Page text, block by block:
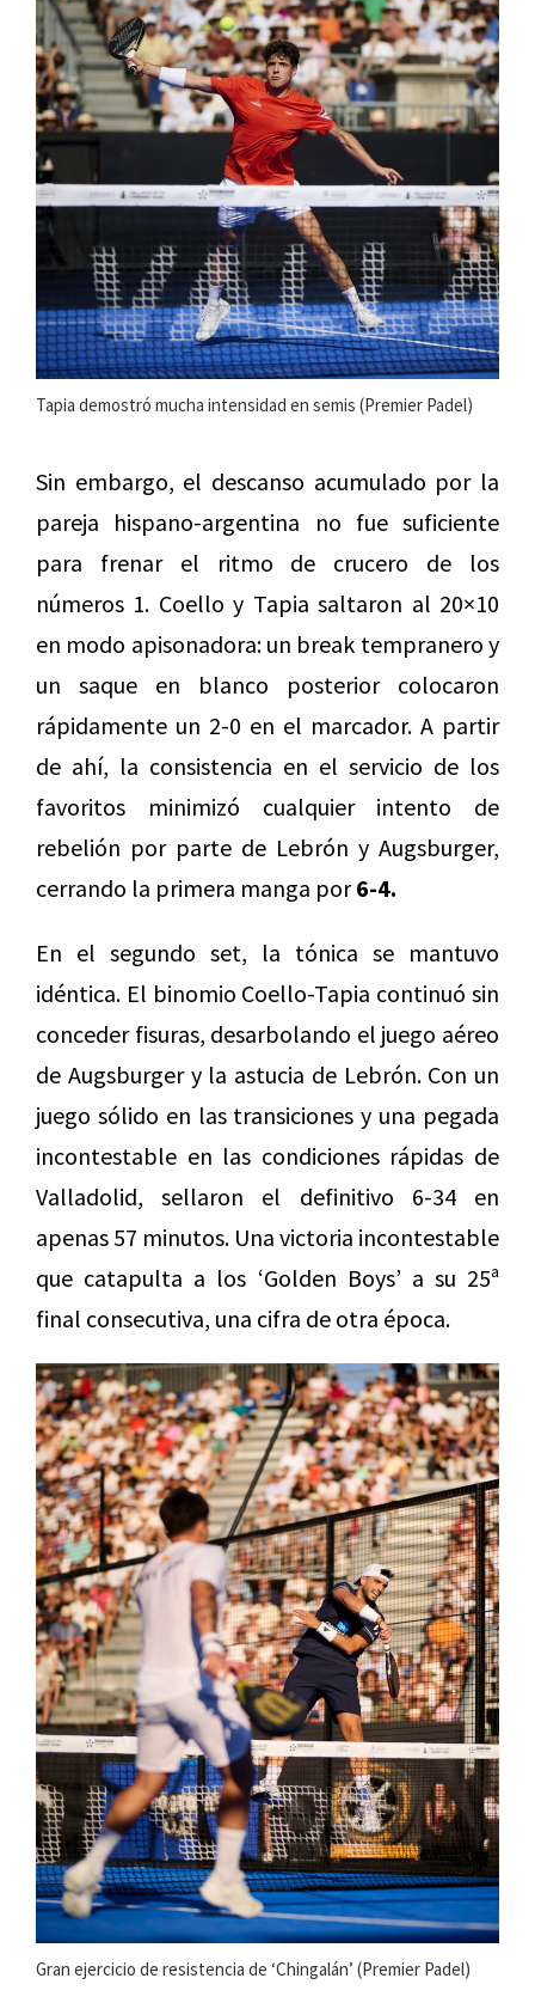
Tapia demostró mucha intensidad en semis (Premier Padel)
Sin embargo, el descanso acumulado por la
pareja hispano-argentina no fue suficiente
para frenar el ritmo de crucero de los
números 1. Coello y Tapia saltaron al 20×10
en modo apisonadora: un break tempranero y
un saque en blanco posterior colocaron
rápidamente un 2-0 en el marcador. A partir
de ahí, la consistencia en el servicio de los
favoritos minimizó cualquier intento de
rebelión por parte de Lebrón y Augsburger,
cerrando la primera manga por6-4.
En el segundo set, la tónica se mantuvo
idéntica. El binomio Coello-Tapia continuó sin
conceder fisuras, desarbolando el juego aéreo
de Augsburger y la astucia de Lebrón. Con un
juego sólido en las transiciones y una pegada
incontestable en las condiciones rápidas de
Valladolid, sellaron el definitivo 6-34 en
apenas 57 minutos. Una victoria incontestable
que catapulta a los ‘Golden Boys’ a su 25ª
final consecutiva, una cifra de otra época.
Gran ejercicio de resistencia de ‘Chingalán’ (Premier Padel)